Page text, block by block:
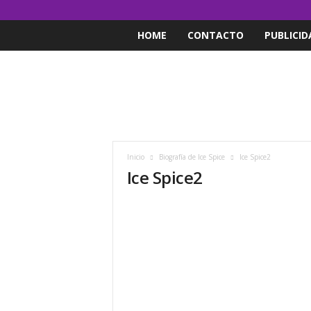
HOME CONTACTO
Inicio Biografía de Ice Spice Ice Spice2
Ice Spice2